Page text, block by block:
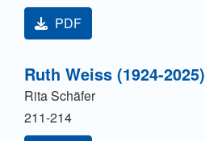
PDF
Ruth Weiss (1924-2025)
Rita Schäfer
211-214